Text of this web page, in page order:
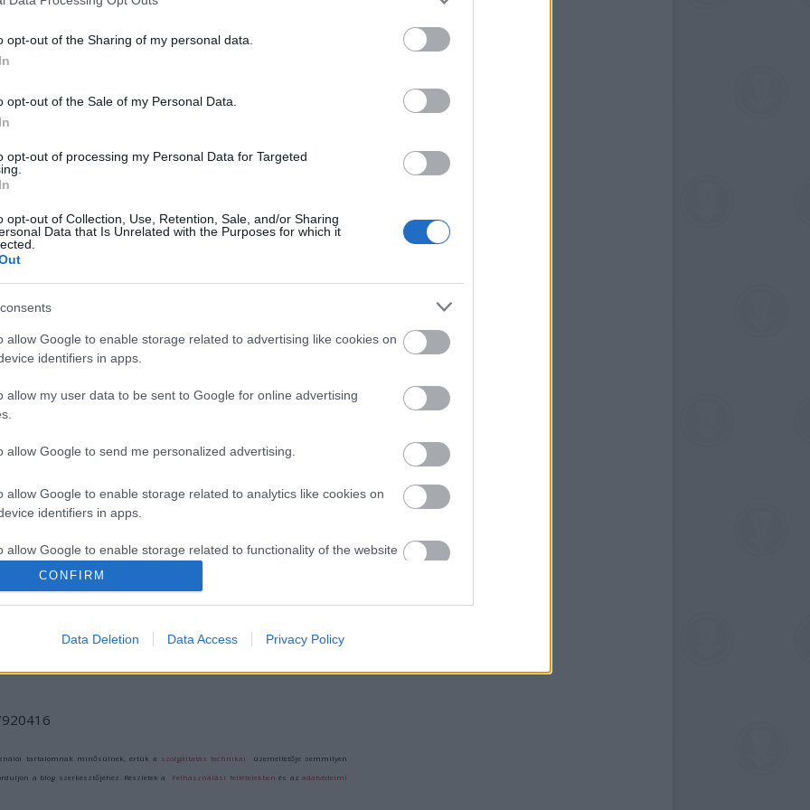
opt-out of the Sharing of my personal data.
opt-out of the Sale of my Personal Data.
opt-out of processing my Personal Data for Targeted
opt-out of Collection, Use, Retention, Sale, and/or Sharing
Data that Is Unrelated with the Purposes for which it
allow Google to enable storage related to advertising like cookies on
identifiers in apps.
allow my user data to be sent to Google for online advertising
allow Google to send me personalized advertising.
allow Google to enable storage related to analytics like cookies on
identifiers in apps.
allow Google to enable storage related to functionality of the website
allow Google to enable storage related to personalization.
allow Google to enable storage related to security, including
CONFIRM
Data Deletion Data Access Privacy Policy
Jennifer Lopez nem lépett volna fel.
Rights Watch nevű emberi jogi szervezet a világ egyik
legelnyomóbbjának tartja Gurbanguly
aktivisták kereszttűzébe kerültek, mert diktátornak
Hilary Swank Oscar-díjas színésznő 2011-ben nem
a gyilkosságokkal és kínzásokkal vádolt Ramzan
az AP. Beyoncet, Nelly Furtadót, 50 Centet,
hogy fellépjenek Moamer el-Kadhafi néhai líbiai
fel tiszteletdíjukat, és azt hangoztatták, nem tudtak
„AZ EMBERT
EMBERRÉ
TETTE…” –
ZÁRT
ETNOFON AZ I.
„NEM TÖBB
HANEM EGY
TÁRSASÁGRA”
tartalomnak minősülnek, értük a szolgáltatás technikai üzemeltetője semmilyen
a blog szerkesztőjéhez. Részletek a Felhasználási feltételekben és azadatvédelmi